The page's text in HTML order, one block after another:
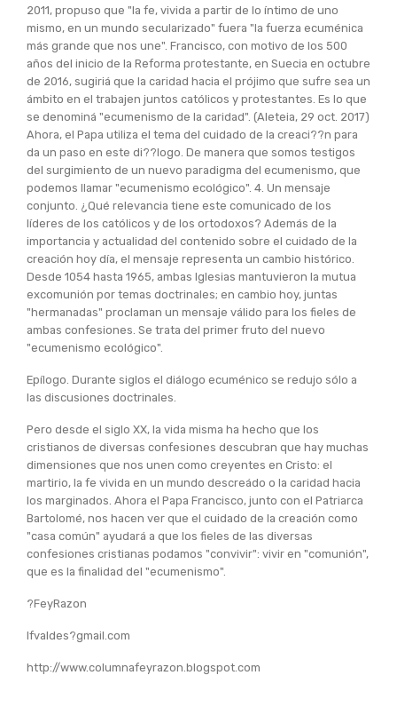
2011, propuso que "la fe, vivida a partir de lo íntimo de uno
mismo, en un mundo secularizado" fuera "la fuerza ecuménica
más grande que nos une". Francisco, con motivo de los 500
años del inicio de la Reforma protestante, en Suecia en octubre
de 2016, sugiriá que la caridad hacia el prójimo que sufre sea un
ámbito en el trabajen juntos católicos y protestantes. Es lo que
se denominá "ecumenismo de la caridad". (Aleteia, 29 oct. 2017)
Ahora, el Papa utiliza el tema del cuidado de la creaci??n para
da un paso en este di??logo. De manera que somos testigos
del surgimiento de un nuevo paradigma del ecumenismo, que
podemos llamar "ecumenismo ecológico". 4. Un mensaje
conjunto. ¿Qué relevancia tiene este comunicado de los
líderes de los católicos y de los ortodoxos? Además de la
importancia y actualidad del contenido sobre el cuidado de la
creación hoy día, el mensaje representa un cambio histórico.
Desde 1054 hasta 1965, ambas Iglesias mantuvieron la mutua
excomunión por temas doctrinales; en cambio hoy, juntas
"hermanadas" proclaman un mensaje válido para los fieles de
ambas confesiones. Se trata del primer fruto del nuevo
"ecumenismo ecológico".
Epílogo. Durante siglos el diálogo ecuménico se redujo sólo a
las discusiones doctrinales.
Pero desde el siglo XX, la vida misma ha hecho que los
cristianos de diversas confesiones descubran que hay muchas
dimensiones que nos unen como creyentes en Cristo: el
martirio, la fe vivida en un mundo descreádo o la caridad hacia
los marginados. Ahora el Papa Francisco, junto con el Patriarca
Bartolomé, nos hacen ver que el cuidado de la creación como
"casa común" ayudará a que los fieles de las diversas
confesiones cristianas podamos "convivir": vivir en "comunión",
que es la finalidad del "ecumenismo".
?FeyRazon
lfvaldes?gmail.com
http://www.columnafeyrazon.blogspot.com